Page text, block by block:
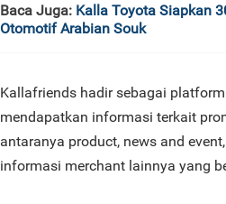
Baca Juga: Kalla Toyota Siapkan
Otomotif Arabian Souk
Kallafriends hadir sebagai
mendapatkan informasi terkait
antaranya product, news and
informasi merchant lainnya yang